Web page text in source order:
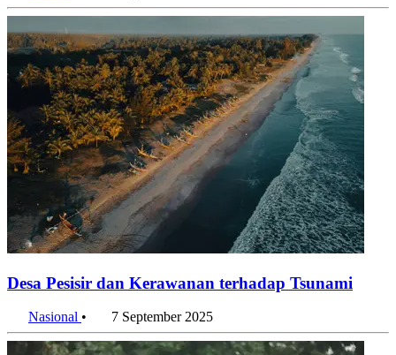
Desa Pesisir dan Kerawanan terhadap Tsunami
Nasional • 7 September 2025